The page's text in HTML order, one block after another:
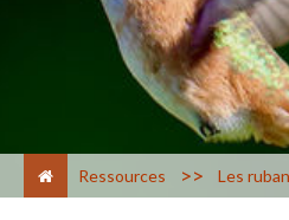
Ressources > Les